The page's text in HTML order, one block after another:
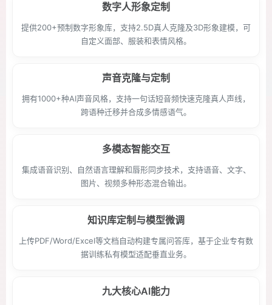
数字人形象定制
提供200+预制数字形象库，支持2.5D真人克隆及3D形象建模，可
自定义面部、服装和表情风格。
声音克隆与定制
拥有1000+种AI声音风格，支持一句话短音频快速克隆真人声线，
跨语种迁移并合成多情感语气。
多模态智能交互
集成语音识别、自然语言理解和唇形同步技术，支持语音、文字、
图片、视频多种形态混合输出。
知识库定制与模型微调
上传PDF/Word/Excel等文档自动构建专属问答库，基于企业专有数
据训练私有模型适配垂直业务。
九大核心AI能力